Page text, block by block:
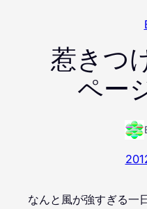
惹きつ
ペー
なんと風が強すぎる一